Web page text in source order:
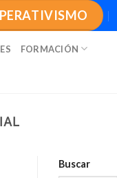
FORMACIÓN
Buscar